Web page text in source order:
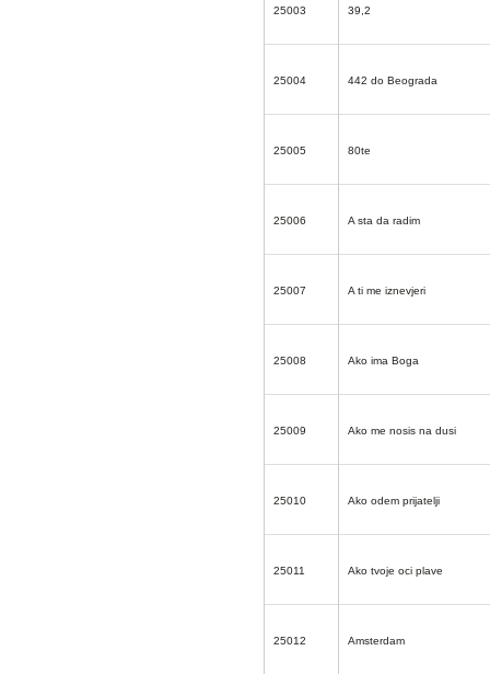
25003 39,2
25004 442 do Beograda
25005 80te
25006 A sta da radim
25007 A ti me iznevjeri
25008 Ako ima Boga
25009 Ako me nosis na dusi
25010 Ako odem prijatelji
25011 Ako tvoje oci plave
25012 Amsterdam